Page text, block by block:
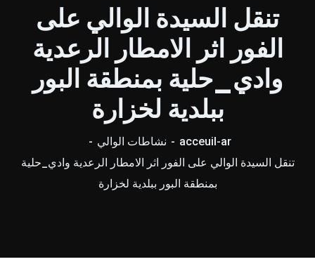
تنقل السيدة الوالي على
الفور اثر الامطار الرعدية
وادي_حلية بمنطقة البور
ببلدية لخزارة
acceuil-ar
نشاطات الوالي
تنقل السيدة الوالي على الفور اثر الامطار الرعدية وادي_حلية
بمنطقة البور ببلدية لخزارة